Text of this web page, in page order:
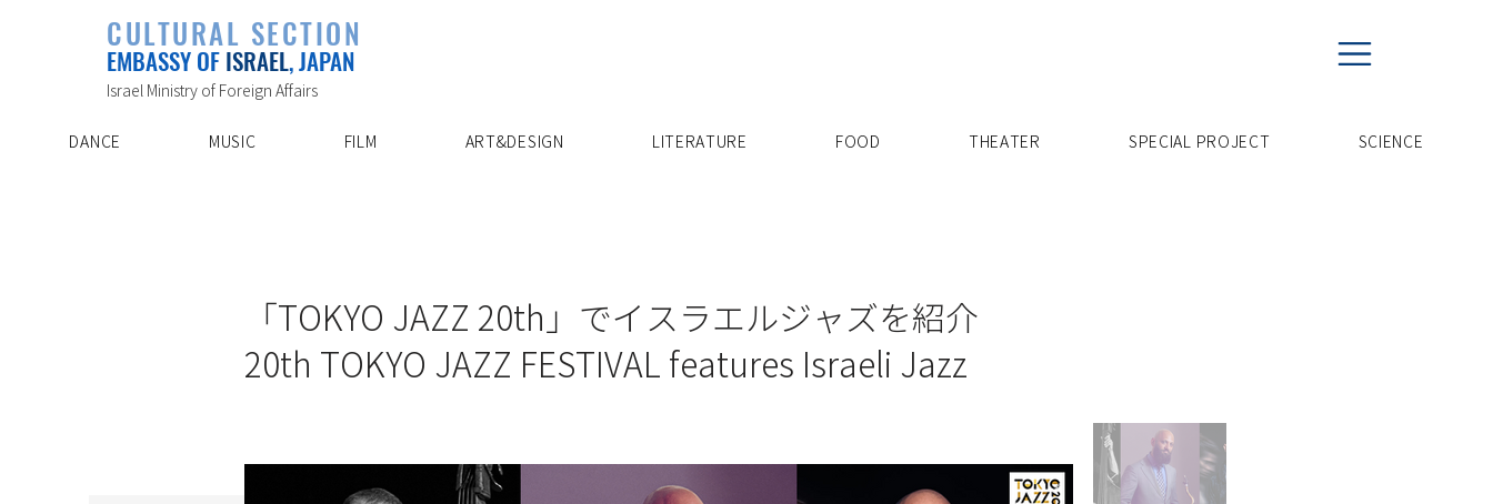
SPECIAL PROJECT
ABOUT US
CONTACT
CULTURAL SECTION
EMBASSY OFISRAEL, JAPAN
Israel Ministry of Foreign Affairs
DANCE MUSIC FILM ART&DESIGN LITERATURE FOOD THEATER SPECIAL PROJECT ​SCIENCE
「TOKYO JAZZ 20th」でイスラエルジャズを紹介
20th TOKYO JAZZ FESTIVAL features Israeli Jazz